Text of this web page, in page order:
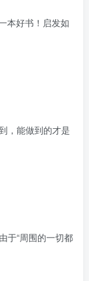
本好书！启发如
，能做到的才是
于“周围的一切都